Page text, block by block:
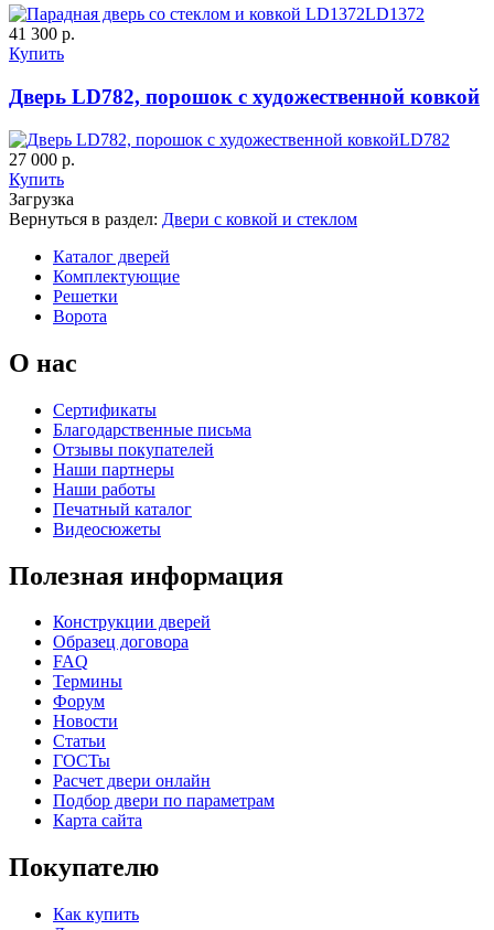
К-37 Н
КНТ ВЕНГЕ
C71 C72
C76
LD1372
41 300 р.
Купить
Дверь LD782, порошок с художественной ковкой
LD782
27 000 р.
Купить
Загрузка
Вернуться в раздел: Двери с ковкой и стеклом
Каталог дверей
Комплектующие
Решетки
Ворота
О нас
Сертификаты
Благодарственные письма
Отзывы покупателей
Наши партнеры
Наши работы
Печатный каталог
Видеосюжеты
Полезная информация
Конструкции дверей
Образец договора
FAQ
Термины
Форум
Новости
Статьи
ГОСТы
Расчет двери онлайн
Подбор двери по параметрам
Карта сайта
Покупателю
Как купить